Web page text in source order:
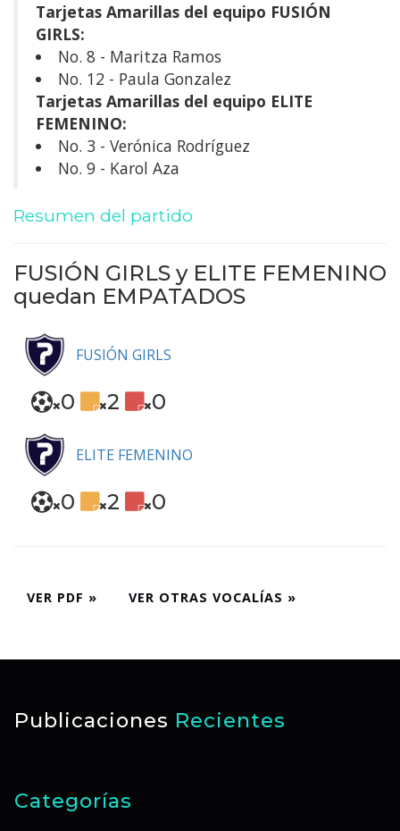
Tarjetas Amarillas del equipo FUSIÓN
GIRLS:
No. 8 - Maritza Ramos
No. 12 - Paula Gonzalez
Tarjetas Amarillas del equipo ELITE
FEMENINO:
No. 3 - Verónica Rodríguez
No. 9 - Karol Aza
Resumen del partido
FUSIÓN GIRLS y ELITE FEMENINO
quedan EMPATADOS
FUSIÓN GIRLS
0 2 0
ELITE FEMENINO
0 2 0
VER PDF » VER OTRAS VOCALÍAS »
Publicaciones Recientes
Categorías